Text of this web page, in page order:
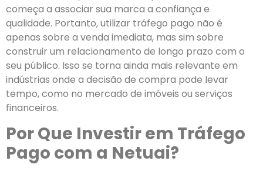
começa a associar sua marca a confiança e
qualidade. Portanto, utilizar tráfego pago não é
apenas sobre a venda imediata, mas sim sobre
construir um relacionamento de longo prazo com o
seu público. Isso se torna ainda mais relevante em
indústrias onde a decisão de compra pode levar
tempo, como no mercado de imóveis ou serviços
financeiros.
Por Que Investir em Tráfego
Pago com a Netuai?